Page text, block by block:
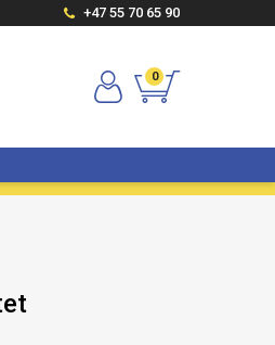
+47 55 70 65 90
0